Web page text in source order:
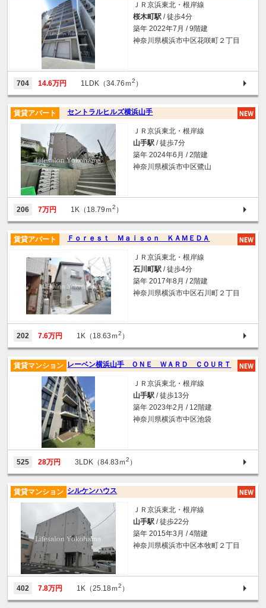
ＪＲ京浜東北・根岸線
桜木町駅 / 徒歩4分
築年 2022年7月 / 9階建
神奈川県横浜市中区花咲町２丁目
704 14.6万円 1LDK（34.76ｍ2 ）
セントラルヒルズ横浜山手
賃貸アパート
ＪＲ京浜東北・根岸線
山手駅 / 徒歩7分
築年 2024年6月 / 2階建
神奈川県横浜市中区鷺山
206 7万円 1K（18.79ｍ2 ）
Ｆｏｒｅｓｔ Ｍａｉｓｏｎ ＫＡＭＥＤＡ
賃貸アパート
ＪＲ京浜東北・根岸線
石川町駅 / 徒歩4分
築年 2017年8月 / 2階建
神奈川県横浜市中区石川町２丁目
202 7.6万円 1K（18.63ｍ2 ）
レーベン横浜山手 ＯＮＥ ＷＡＲＤ ＣＯＵＲＴ
賃貸マンション
ＪＲ京浜東北・根岸線
山手駅 / 徒歩13分
築年 2023年2月 / 12階建
神奈川県横浜市中区池袋
525 28万円 3LDK（84.83ｍ2 ）
シルケンハウス
賃貸マンション
ＪＲ京浜東北・根岸線
山手駅 / 徒歩22分
築年 2015年3月 / 4階建
神奈川県横浜市中区本牧町２丁目
402 7.8万円 1K（25.18ｍ2 ）